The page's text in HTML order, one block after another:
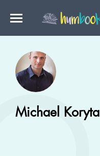
Michael Koryta